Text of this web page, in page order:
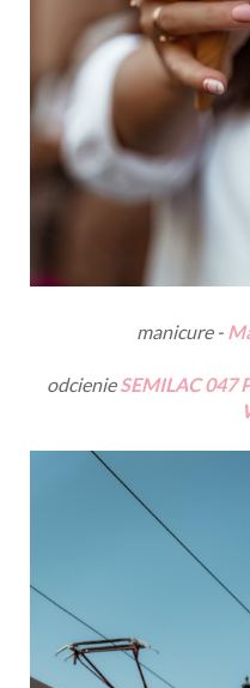
manicure -
odcienieSEMILAC 047